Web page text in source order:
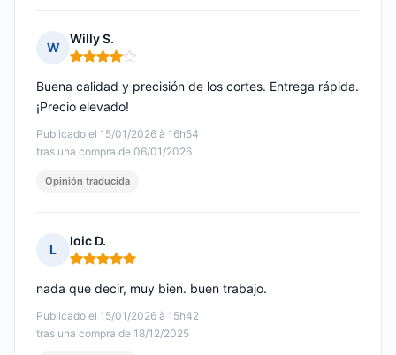
W
Willy S.
Nota: 4 de 5
Publicado el 15/01/2026 à 16h54
tras una compra de 06/01/2026
Buena calidad y precisión de los cortes. Entrega rápida.
¡Precio elevado!
Opinión traducida
L
loic D.
Nota: 5 de 5
Publicado el 15/01/2026 à 15h42
tras una compra de 18/12/2025
nada que decir, muy bien. buen trabajo.